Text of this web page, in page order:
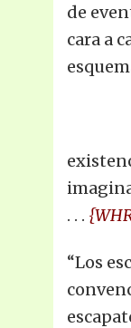
de
cara a
. . .
“Los